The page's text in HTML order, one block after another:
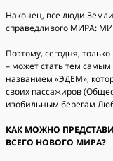
Наконец, все люди Земли
справедливого МИРА:
Поэтому, сегодня,
– может стать тем
названием «ЭДЕМ»,
своих пассажиров
изобильным берегам
КАК МОЖНО
ВСЕГО НОВОГО МИРА?